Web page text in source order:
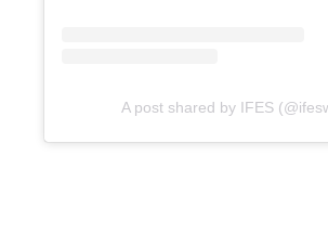
A post shared by IFES